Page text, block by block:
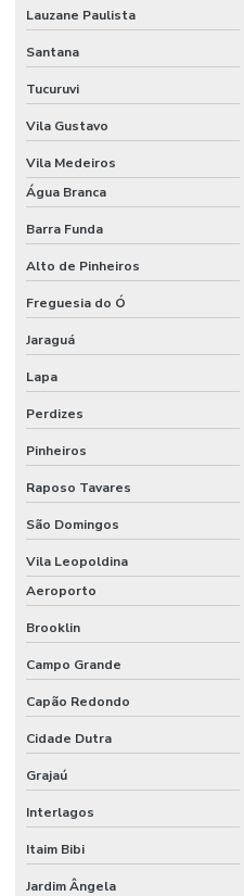
Empresa de controle de acesso
Empresa de instalação de
Empresa de monitoramento 24
Empresa de monitoramento de
Empresa de projeto cftv
Empresa de segurança eletronica
Empresas de controle de acesso
Especialistas em cftv
Gerenciamento de visitantes com
Gravação em nuvem para cftv
Identificação facial para
Instalação de camera ip
Instalação de câmeras de
Instalação de controle de acesso
Instalação de postes com câmera
Manutenção camera ip
Manutenção de catracas de acesso
Manutenção controle de acesso
Poste com camera
Poste com câmera integrada
Poste com leitor lpr
Lauzane Paulista
Santana
Tucuruvi
Vila Gustavo
Vila Medeiros
Água Branca
Barra Funda
Alto de Pinheiros
Freguesia do Ó
Jaraguá
Lapa
Perdizes
Pinheiros
Raposo Tavares
São Domingos
Vila Leopoldina
Aeroporto
Brooklin
Campo Grande
Capão Redondo
Cidade Dutra
Grajaú
Interlagos
Itaim Bibi
Jardim Ângela